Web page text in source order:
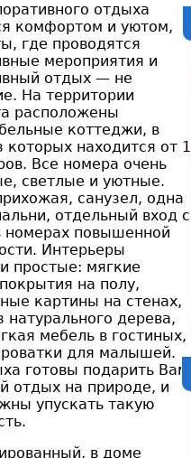
отдыха
комфортом и уютом,
где проводятся
мероприятия и
отдых — не
На территории
расположены
коттеджи, в
находится от 1
Все номера очень
светлые и уютные.
санузел, одна
отдельный вход с
повышенной
Интерьеры
простые: мягкие
на полу,
картины на стенах,
натурального дерева,
мебель в гостиных,
для малышей.
готовы подарить Вам
отдых на природе, и
упускать такую
в доме